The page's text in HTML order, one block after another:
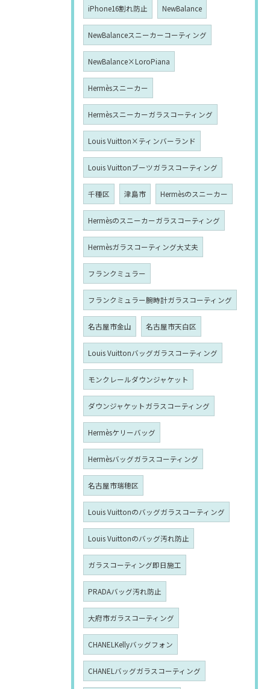
iPhone16割れ防止 NewBalance
NewBalanceスニーカーコーティング
NewBalance×LoroPiana
Hermèsスニーカー
Hermèsスニーカーガラスコーティング
Louis Vuitton×ティンバーランド
Louis Vuittonブーツガラスコーティング
千種区 津島市 Hermèsのスニーカー
Hermèsのスニーカーガラスコーティング
Hermèsガラスコーティング大丈夫
フランクミュラー
フランクミュラー腕時計ガラスコーティング
名古屋市金山 名古屋市天白区
Louis Vuittonバッグガラスコーティング
モンクレールダウンジャケット
ダウンジャケットガラスコーティング
Hermèsケリーバッグ
Hermèsバッグガラスコーティング
名古屋市瑞穂区
Louis Vuittonのバッグガラスコーティング
Louis Vuittonのバッグ汚れ防止
ガラスコーティング即日施工
PRADAバッグ汚れ防止
大府市ガラスコーティング
CHANELKellyバッグフォン
CHANELバッグガラスコーティング